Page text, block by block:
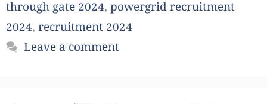
through gate 2024, powergrid recruitment
2024, recruitment 2024
Leave a comment